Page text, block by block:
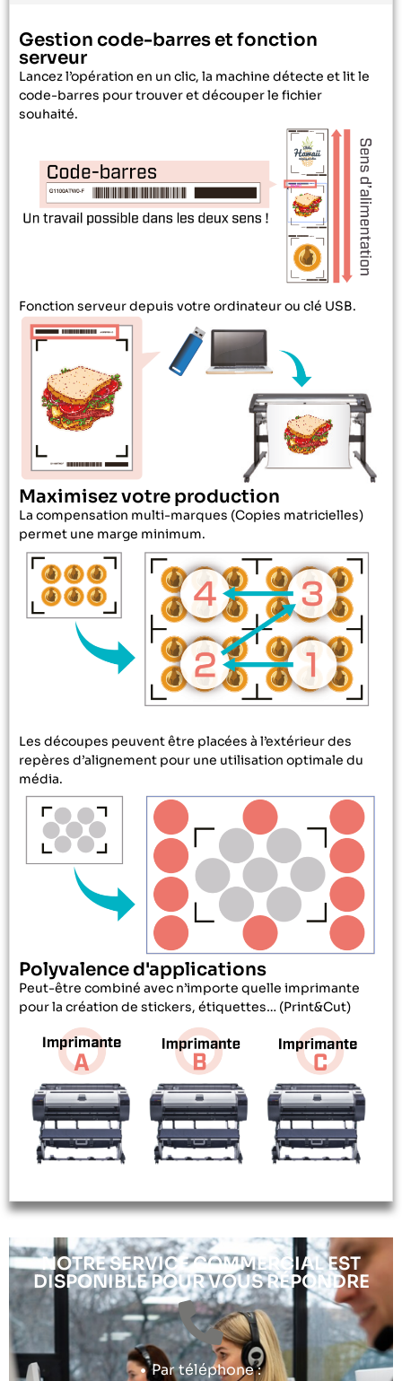
Gestion code-barres et fonction
serveur
Lancez l’opération en un clic, la machine détecte et lit le
code-barres pour trouver et découper le fichier
souhaité.
Fonction serveur depuis votre ordinateur ou clé USB.
Maximisez votre production
La compensation multi-marques (Copies matricielles)
permet une marge minimum.
Les découpes peuvent être placées à l’extérieur des
repères d’alignement pour une utilisation optimale du
média.
Polyvalence d'applications
Peut-être combiné avec n’importe quelle imprimante
pour la création de stickers, étiquettes… (Print&Cut)
NOTRE SERVICE COMMERCIAL EST
DISPONIBLE POUR VOUS RÉPONDRE
Par téléphone :